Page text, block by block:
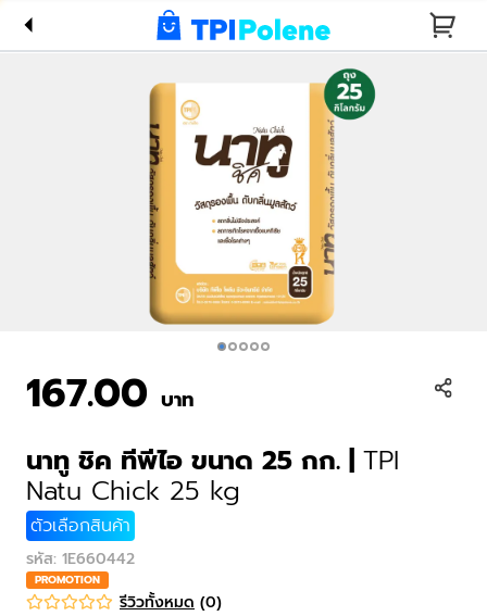
TPI Natu
Chick 25
167.00 บาท
นาทู ชิค ทีพีไอ ขนาด 25 กก. | TPI
Natu Chick 25 kg
ตัวเลือกสินค้า
รหัส: 1E660442
PROMOTION
รีวิวทั้งหมด (0)